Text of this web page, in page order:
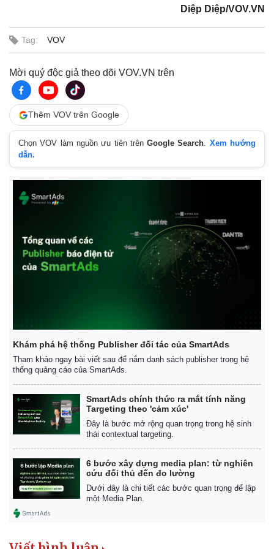
Diệp Diệp/VOV.VN
Tag: VOV
Mời quý độc giả theo dõi VOV.VN trên
Thêm VOV trên Google
Chọn VOV làm nguồn ưu tiên trênGoogle Search. Xem hướng
dẫn.
Khám phá hệ thống Publisher đối tác của SmartAds
Tham khảo ngay bài viết sau để nắm danh sách publisher trong hệ
thống quảng cáo của SmartAds.
SmartAds chính thức ra mắt tính năng
Targeting theo 'cảm xúc'
Đây là bước mở rộng quan trọng trong hệ sinh
thái contextual targeting.
6 bước xây dựng media plan: từ nghiên
cứu đối thủ đến đo lường
Dưới đây là chi tiết các bước quan trọng để lập
một Media Plan.